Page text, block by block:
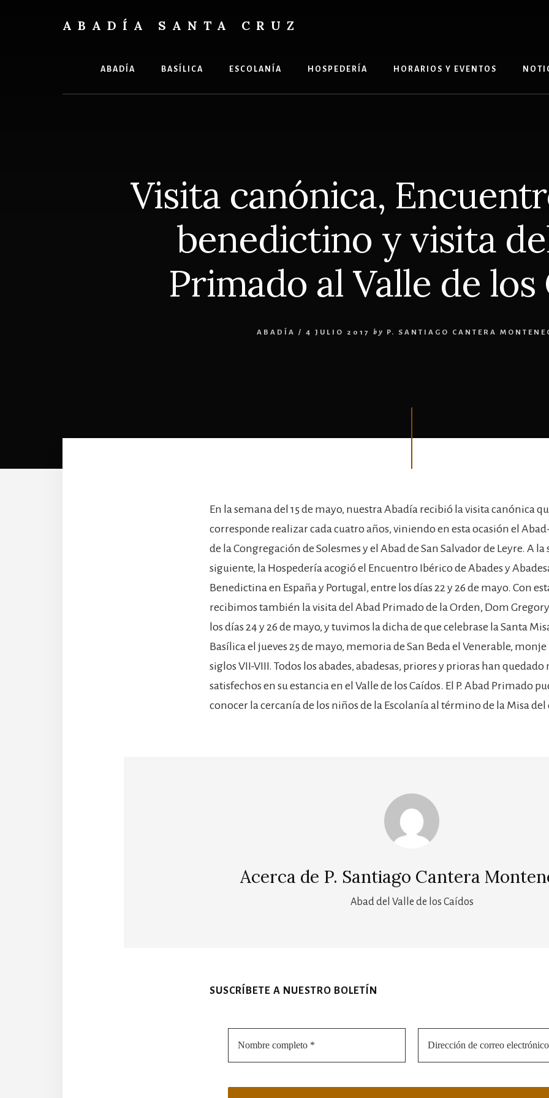
ABADÍA SANTA CRUZ
ABADÍA BASÍLICA ESCOLANÍA HOSPEDERÍA HORARIOS Y EVENTOS
Visita canónica,
benedictino y visita
Primado al Valle de los
ABADÍA / 4 JULIO 2017 by P. SANTIAGO CANTERA
En la semana del 15 de mayo, nuestra Abadía recibió la visita canónica
corresponde realizar cada cuatro años, viniendo en esta ocasión el
de la Congregación de Solesmes y el Abad de San Salvador de Leyre. A la
siguiente, la Hospedería acogió el Encuentro Ibérico de Abades y
Benedictina en España y Portugal, entre los días 22 y 26 de mayo. Con
recibimos también la visita del Abad Primado de la Orden, Dom
los días 24 y 26 de mayo, y tuvimos la dicha de que celebrase la Santa
Basílica el jueves 25 de mayo, memoria de San Beda el Venerable,
siglos VII-VIII. Todos los abades, abadesas, priores y prioras han quedado
satisfechos en su estancia en el Valle de los Caídos. El P. Abad Primado
conocer la cercanía de los niños de la Escolanía al término de la Misa del
Acerca de P. Santiago Cantera
Abad del Valle de los Caídos
SUSCRÍBETE A NUESTRO BOLETÍN